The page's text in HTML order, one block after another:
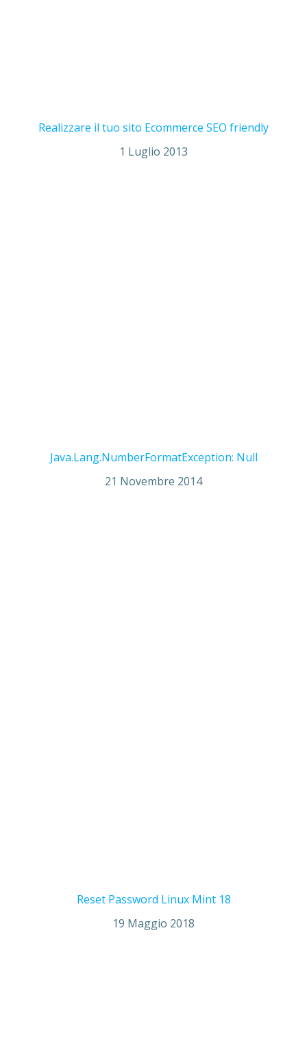
Realizzare il tuo sito Ecommerce SEO friendly
1 Luglio 2013
Java.Lang.NumberFormatException: Null
21 Novembre 2014
Reset Password Linux Mint 18
19 Maggio 2018